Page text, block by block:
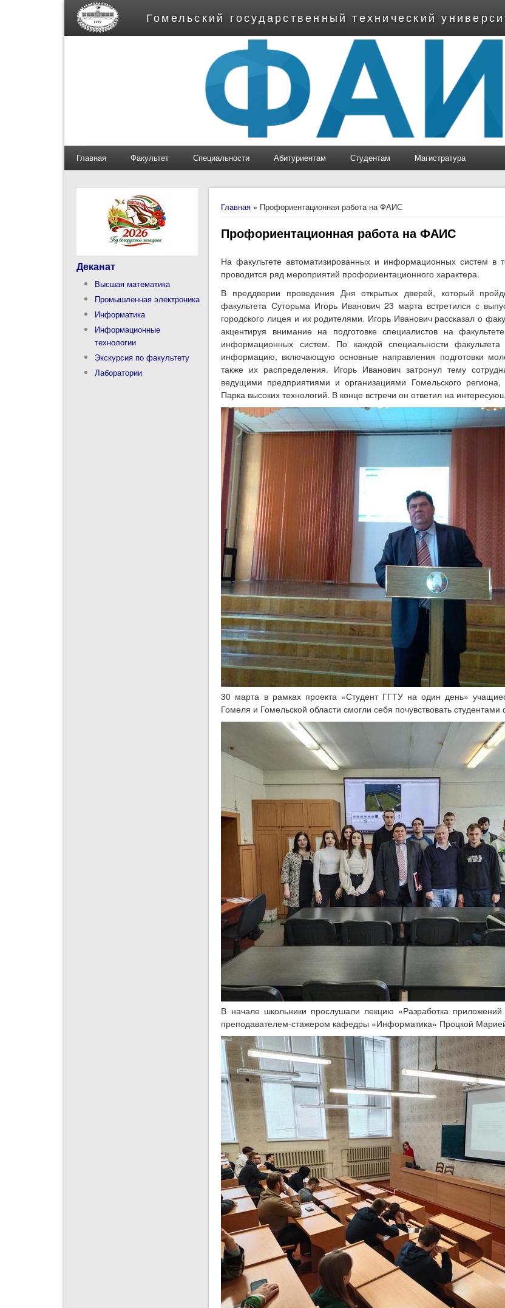
Гомельский государственный технический
Главная Факультет Специальности Абитуриентам Студентам Магистратура
Вы здесь
Главная » Профориентационная работа на ФАИС
Профориентационная работа на ФАИС
На факультете автоматизированных и информационных систем в
проводится ряд мероприятий профориентационного характера.
В преддверии проведения Дня открытых дверей, который
факультета Суторьма Игорь Иванович 23 марта встретился с
городского лицея и их родителями. Игорь Иванович рассказал о
акцентируя внимание на подготовке специалистов на
информационных систем. По каждой специальности
информацию, включающую основные направления подготовки
также их распределения. Игорь Иванович затронул тему
ведущими предприятиями и организациями Гомельского
Парка высоких технологий. В конце встречи он ответил на
30 марта в рамках проекта «Студент ГГТУ на один день»
Гомеля и Гомельской области смогли себя почувствовать студентами
В начале школьники прослушали лекцию «Разработка
преподавателем-стажером кафедры «Информатика» Процкой
Деканат
Высшая математика
Промышленная электроника
Информатика
Информационные
технологии
Экскурсия по факультету
Лаборатории